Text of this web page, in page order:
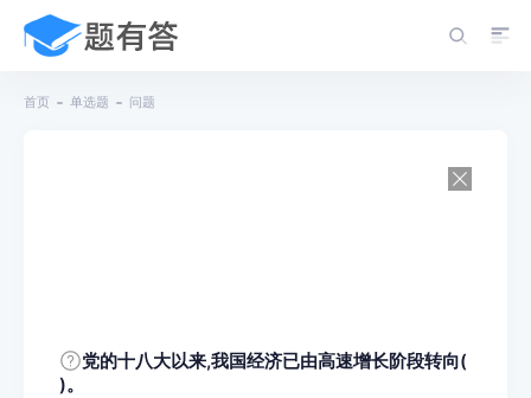
首页 单选题 问题
党的十八大以来,我国经济已由高速增长阶段转向(
)。